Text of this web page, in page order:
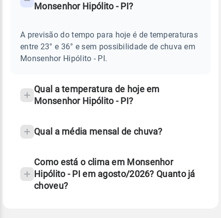
TEMPO
MONSENHOR
HIPÓLITO
Perguntas
sobre
chuva
Monsenhor Hipólito - PI?
A previsão do tempo para hoje é de temperaturas
entre 23° e 36° e sem possibilidade de chuva em
Monsenhor Hipólito - PI.
Qual a temperatura de hoje em
Monsenhor Hipólito - PI?
Qual a média mensal de chuva?
Fonte: 30 anos de dados de reanálise ERA5.
Como está o clima em Monsenhor
Hipólito - PI em agosto/2026? Quanto já
choveu?